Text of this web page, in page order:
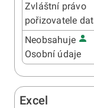
Zvláštní právo
pořizovatele
Neobsahuje
Osobní údaje
Excel